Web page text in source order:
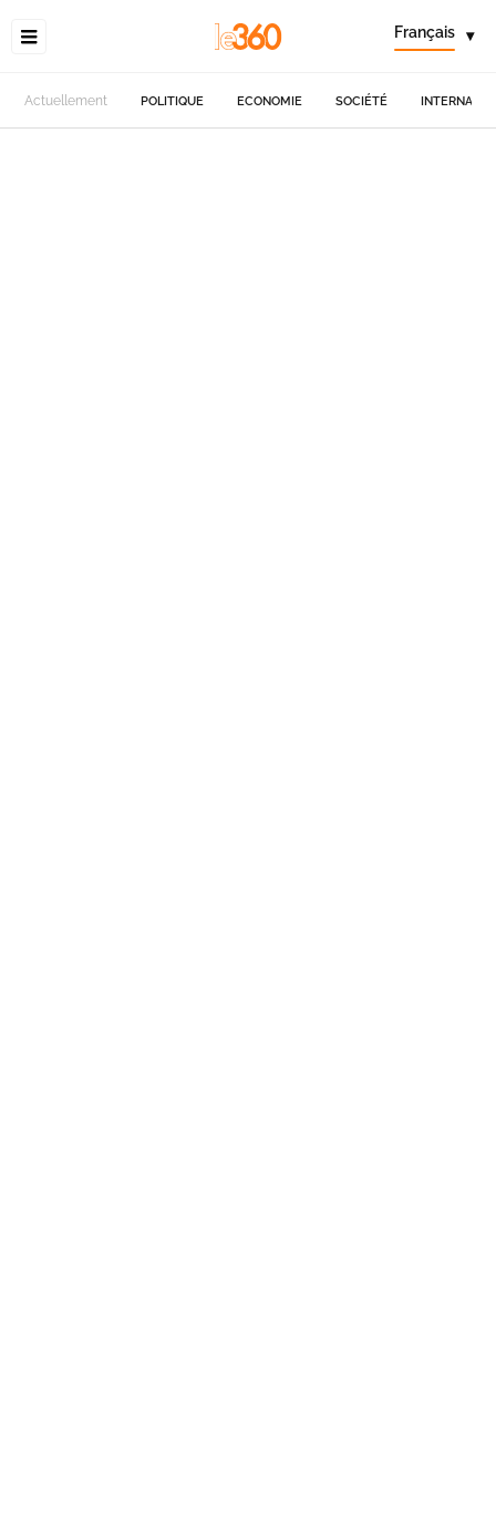
Français ▾
Actuellement POLITIQUE ECONOMIE SOCIÉTÉ